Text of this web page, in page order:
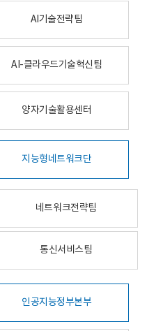
AI기술전략팀
AI-클라우드기술혁신팀
양자기술활용센터
지능형네트워크단
네트워크전략팀
통신서비스팀
인공지능정부본부